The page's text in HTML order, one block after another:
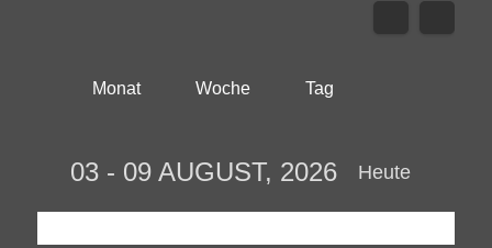
Monat Woche Tag
Heute
03 - 09 AUGUST, 2026